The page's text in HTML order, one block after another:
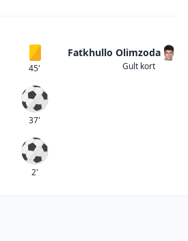
Gult kort
45'
Fatkhullo Olimzoda
Gult kort
Mål
37'
Mål
2'